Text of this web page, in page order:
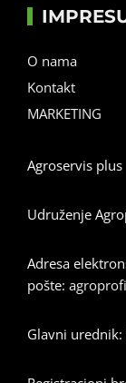
O nama
Kontakt
MARKETING
Agroservis plus
Udruženje
Adresa
pošte:
Glavni urednik: